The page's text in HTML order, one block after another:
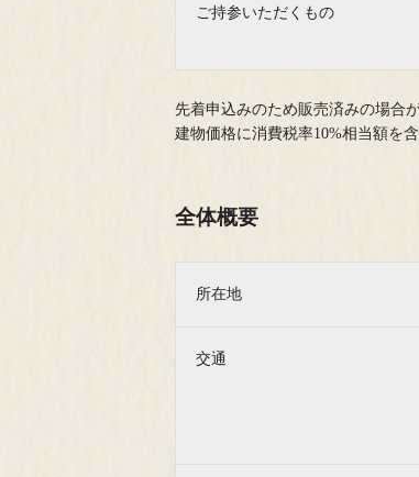
ご持参いただくもの
先着申込みのため販売済みの場合
建物価格に消費税率10%相当額を含
全体概要
所在地
交通